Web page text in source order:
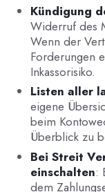
Kündigung
Widerruf des
Wenn der
Forderungen
Inkassorisiko.
Listen aller
eigene
beim
Überblick zu
Bei Streit
einschalten:
dem